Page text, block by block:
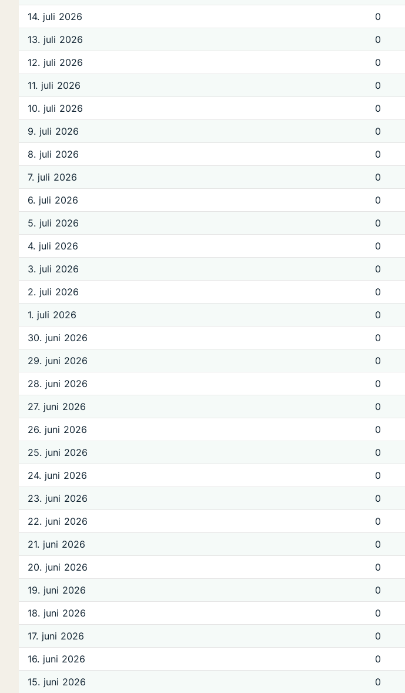
14. juli 2026
0
13. juli 2026
0
12. juli 2026
0
11. juli 2026
0
10. juli 2026
0
9. juli 2026
0
8. juli 2026
0
7. juli 2026
0
6. juli 2026
0
5. juli 2026
0
4. juli 2026
0
3. juli 2026
0
2. juli 2026
0
1. juli 2026
0
30. juni 2026
0
29. juni 2026
0
28. juni 2026
0
27. juni 2026
0
26. juni 2026
0
25. juni 2026
0
24. juni 2026
0
23. juni 2026
0
22. juni 2026
0
21. juni 2026
0
20. juni 2026
0
19. juni 2026
0
18. juni 2026
0
17. juni 2026
0
16. juni 2026
0
15. juni 2026
0